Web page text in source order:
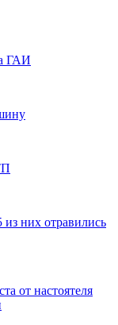
ГАИ
из них отравились
от настоятеля